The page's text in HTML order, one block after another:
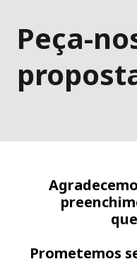
Peça-
Prometemos